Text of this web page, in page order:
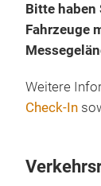
Bitte haben
Fahrzeuge
Weitere
Check-In